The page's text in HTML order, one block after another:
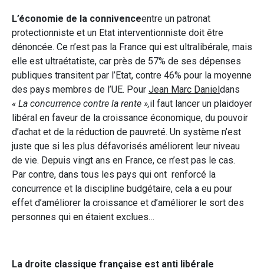
L’économie de la connivenceentre un patronat
protectionniste et un Etat interventionniste doit être
dénoncée. Ce n’est pas la France qui est ultralibérale, mais
elle est ultraétatiste, car près de 57% de ses dépenses
publiques transitent par l’Etat, contre 46% pour la moyenne
des pays membres de l’UE. Pour Jean Marc Danieldans
« La concurrence contre la rente »,il faut lancer un plaidoyer
libéral en faveur de la croissance économique, du pouvoir
d’achat et de la réduction de pauvreté. Un système n’est
juste que si les plus défavorisés améliorent leur niveau
de vie. Depuis vingt ans en France, ce n’est pas le cas.
Par contre, dans tous les pays qui ont renforcé la
concurrence et la discipline budgétaire, cela a eu pour
effet d’améliorer la croissance et d’améliorer le sort des
personnes qui en étaient exclues…
La droite classique française est anti libérale